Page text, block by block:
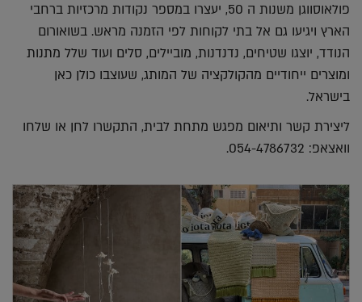
פולאוסווגן משנות ה 50, יעצרו במספר נקודות מרכזיות ברחבי
הארץ ויגיעו גם אל בתי לקוחות לפי הזמנה מראש. בשואורום
הנודד, יוצגו שטיחים, נדנדנות, מוביילים, סלים ועוד שלל מתנות
ומוצרים ייחודיים מהקולקציה של המותג, שעוצבו כולן כאן
בישראל.
ליצירת קשר ותיאום מפגש מתחת לבית, התקשרו לחן או שלחו
וואצאפ: 054-4786732.